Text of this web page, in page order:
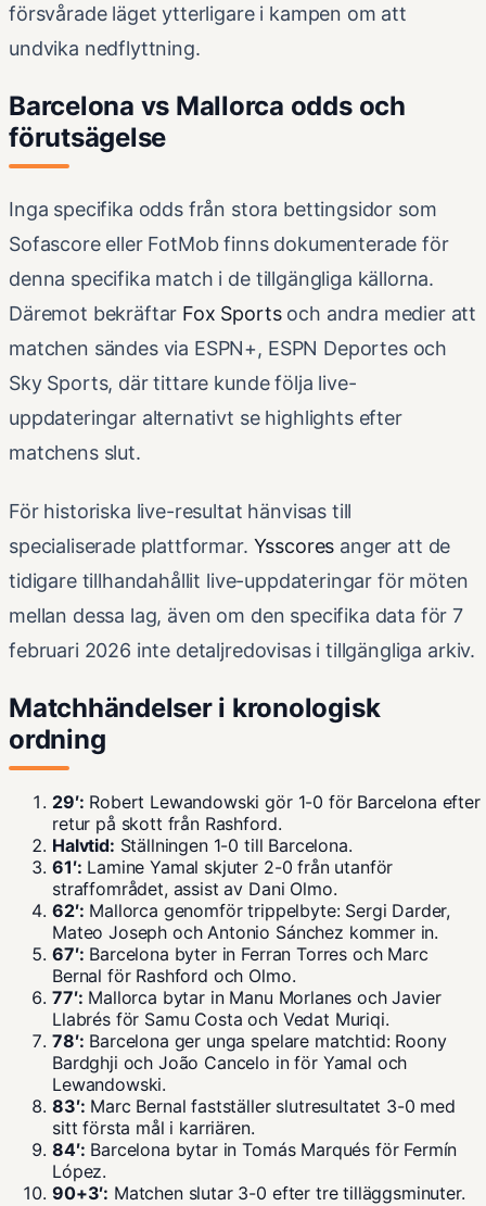
försvårade läget ytterligare i kampen om att
undvika nedflyttning.
Barcelona vs Mallorca odds och
förutsägelse
Inga specifika odds från stora bettingsidor som
Sofascore eller FotMob finns dokumenterade för
denna specifika match i de tillgängliga källorna.
Däremot bekräftar Fox Sportsoch andra medier att
matchen sändes via ESPN+, ESPN Deportes och
Sky Sports, där tittare kunde följa live-
uppdateringar alternativt se highlights efter
matchens slut.
För historiska live-resultat hänvisas till
specialiserade plattformar. Ysscores anger att de
tidigare tillhandahållit live-uppdateringar för möten
mellan dessa lag, även om den specifika data för 7
februari 2026 inte detaljredovisas i tillgängliga arkiv.
Matchhändelser i kronologisk
ordning
29′: Robert Lewandowski gör 1-0 för Barcelona efter
retur på skott från Rashford.
Halvtid: Ställningen 1-0 till Barcelona.
61′: Lamine Yamal skjuter 2-0 från utanför
straffområdet, assist av Dani Olmo.
62′: Mallorca genomför trippelbyte: Sergi Darder,
Mateo Joseph och Antonio Sánchez kommer in.
67′: Barcelona byter in Ferran Torres och Marc
Bernal för Rashford och Olmo.
77′: Mallorca bytar in Manu Morlanes och Javier
Llabrés för Samu Costa och Vedat Muriqi.
78′: Barcelona ger unga spelare matchtid: Roony
Bardghji och João Cancelo in för Yamal och
Lewandowski.
83′: Marc Bernal fastställer slutresultatet 3-0 med
sitt första mål i karriären.
84′: Barcelona bytar in Tomás Marqués för Fermín
López.
90+3′: Matchen slutar 3-0 efter tre tilläggsminuter.